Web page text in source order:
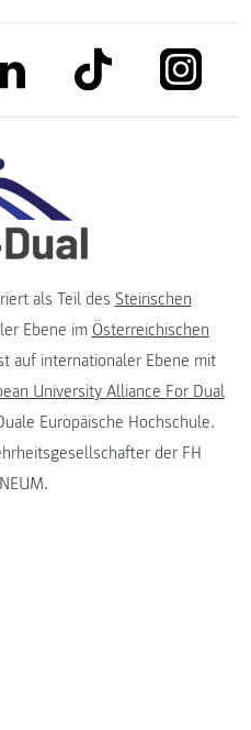
link to linkedinlink to tiktok
als Teil des Steirischen
Ebene im Österreichischen
auf internationaler Ebene mit
University Alliance For Dual
Europäische Hochschule.
der FH